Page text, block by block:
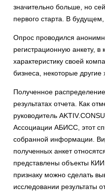
значительно больше, но
первого старта. В
Опрос проводился
регистрационную анкету,
характеристику своей
бизнеса, некоторые другие
Полученное
результатах отчета. Как
руководитель
Ассоциации АБИСС, этот
собранной информации.
полученных анкет
представлены объекты
признаку можно сделать
исследовании результаты